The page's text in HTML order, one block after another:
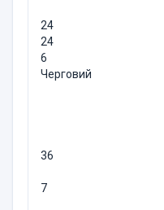
24
24
6
Черговий
36
7